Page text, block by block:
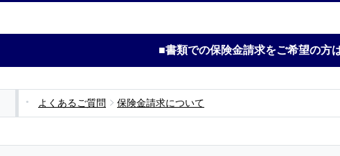
■書類での保険金請求をご希望の方
よくあるご質問 保険金請求について